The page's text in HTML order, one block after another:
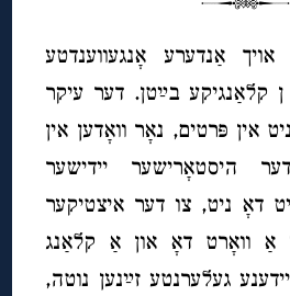
אויך אַנדערע אָנגעווענדטע
קלאַנגיקע בײַטן. דער עיקר
אין פּרטים, נאָר וואָדען אין
היסטאָרישער יידישער
דאָ ניט, צו דער איצטיקער
אַ וואָרט דאָ און אַ קלאַנג
געלערנטע זײַנען נוטה,